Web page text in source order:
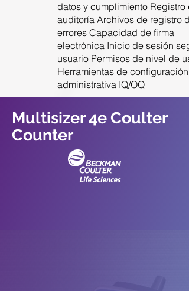
datos y cumplimiento Registro
auditoría Archivos de registro de
errores Capacidad de firma
electrónica Inicio de sesión
usuario Permisos de nivel de
Herramientas de configuración
administrativa IQ/OQ
Multisizer 4e Coulter
Counter